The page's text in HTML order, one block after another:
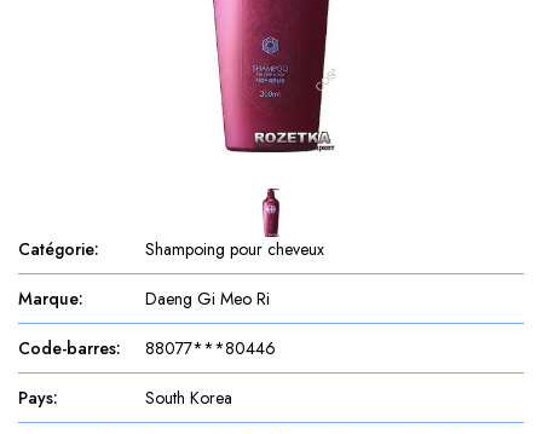
Catégorie: Shampoing pour cheveux
Marque: Daeng Gi Meo Ri
Code-barres: 88077***80446
Pays: South Korea